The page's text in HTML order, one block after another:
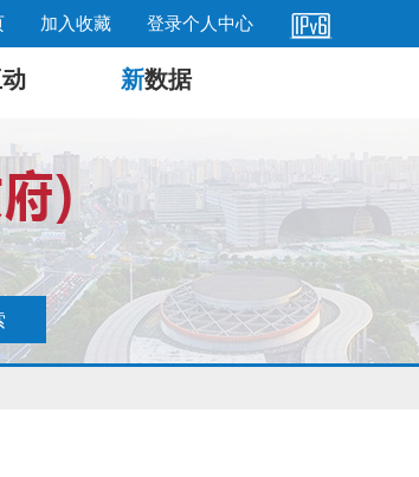
加入收藏 登录个人中心
新数据